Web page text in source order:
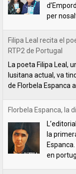
de Florbela Espanca
Florbela Espanca, la
la
en
Tabernacle, de
Una de
anunciar
de
Mulet:[...]
Lletra Impresa